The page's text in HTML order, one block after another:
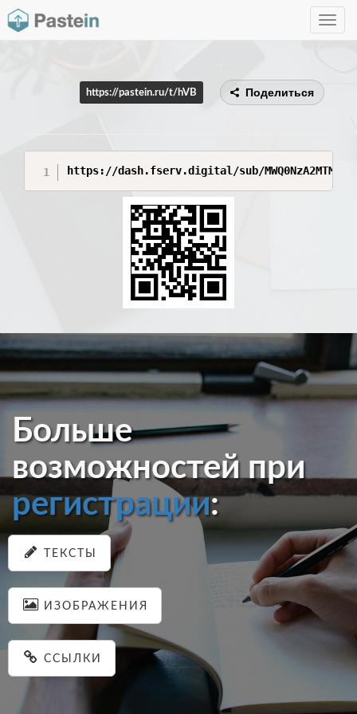
Toggle
https://pastein.ru/t/hVB Поделиться
https://dash.fserv.digital/sub/
Больше
возможностей при
регистрации:
ТЕКСТЫ
ИЗОБРАЖЕНИЯ
ССЫЛКИ